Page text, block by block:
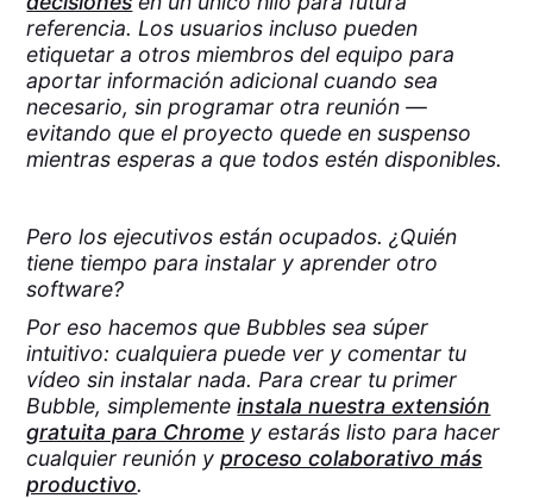
referencia. Los usuarios incluso pueden
etiquetar a otros miembros del equipo para
aportar información adicional cuando sea
necesario, sin programar otra reunión —
evitando que el proyecto quede en suspenso
mientras esperas a que todos estén disponibles.
Pero los ejecutivos están ocupados. ¿Quién
tiene tiempo para instalar y aprender otro
software?
Por eso hacemos que Bubbles sea súper
intuitivo: cualquiera puede ver y comentar tu
vídeo sin instalar nada. Para crear tu primer
Bubble, simplementeinstala nuestra extensión
gratuita para Chrome y estarás listo para hacer
cualquier reunión yproceso colaborativo más
productivo.